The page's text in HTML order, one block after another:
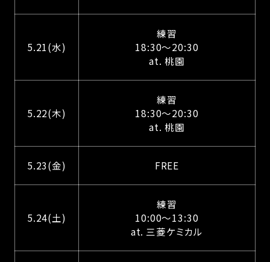
5.21(水)
練習
18:30～20:30
at. 桃園
5.22(木)
練習
18:30～20:30
at. 桃園
5.23(金) FREE
5.24(土)
練習
10:00～13:30
at. 三菱ケミカル